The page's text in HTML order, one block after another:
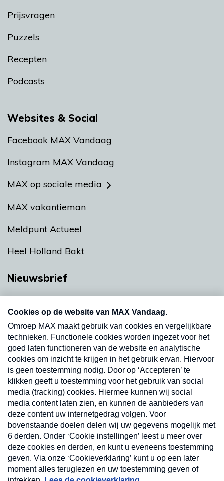
Prijsvragen
Puzzels
Recepten
Podcasts
Websites & Social
Facebook MAX Vandaag
Instagram MAX Vandaag
MAX op sociale media
MAX vakantieman
Meldpunt Actueel
Heel Holland Bakt
Nieuwsbrief
nieuwsbrief. Elke vrijdag- en dinsdagochtend in
uw mailbox.
Verzend
Nieuwsbrief
Neem hier een gratis abonnement op onze
nieuwsbrief. Elke vrijdag- en dinsdagochtend in uw